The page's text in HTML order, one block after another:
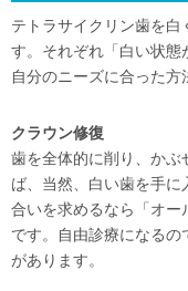
テトラサイクリン歯を白
す。それぞれ「白い状態
自分のニーズに合った方
クラウン修復
歯を全体的に削り、か
ば、当然、白い歯を手
合いを求めるなら「オ
です。自由診療になる
があります。